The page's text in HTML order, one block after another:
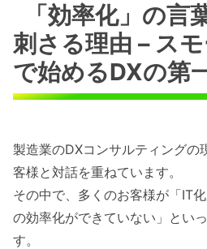
「効率化」の言
刺さる理由 – ス
で始めるDXの第
製造業のDXコンサルティングの
客様と対話を重ねています。
その中で、多くのお客様が「IT
の効率化ができていない」とい
す。